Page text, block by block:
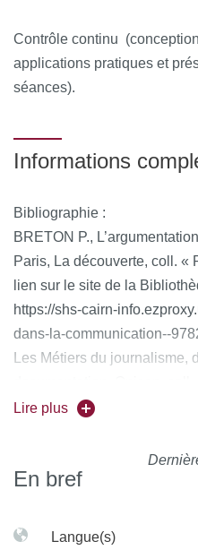
Contrôle continu
applications pratiques et
séances).
Informations
Bibliographie :
BRETON P.,
Paris, La découverte, coll. «
lien sur le site de la
https://shs-cairn-
dans-la-communication--
Les Métiers du journalisme,
MAINGUENEAU D.,
Lire plus
En bref
Langue(s)